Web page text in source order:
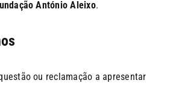
António Aleixo.
ou reclamação a apresentar